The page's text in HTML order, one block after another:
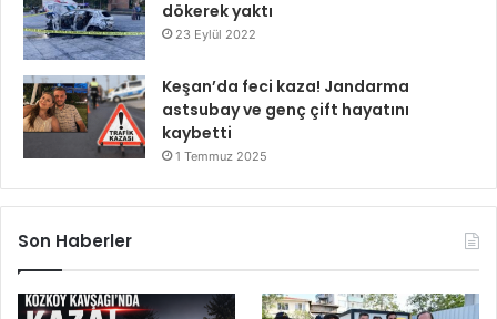
dökerek yaktı
23 Eylül 2022
Keşan’da feci kaza! Jandarma
astsubay ve genç çift hayatını
kaybetti
1 Temmuz 2025
Son Haberler